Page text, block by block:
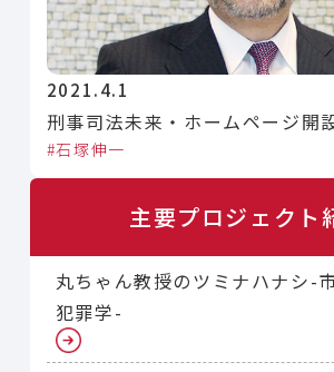
2021.4.1
刑事司法未来・ホームページ開
石塚伸一
主要プロジェクト
丸ちゃん教授のツミナハナシ-
犯罪学-